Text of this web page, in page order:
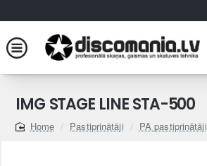
IMG STAGE LINE STA-500
home
Pastiprinātāji PA pastiprinātāji